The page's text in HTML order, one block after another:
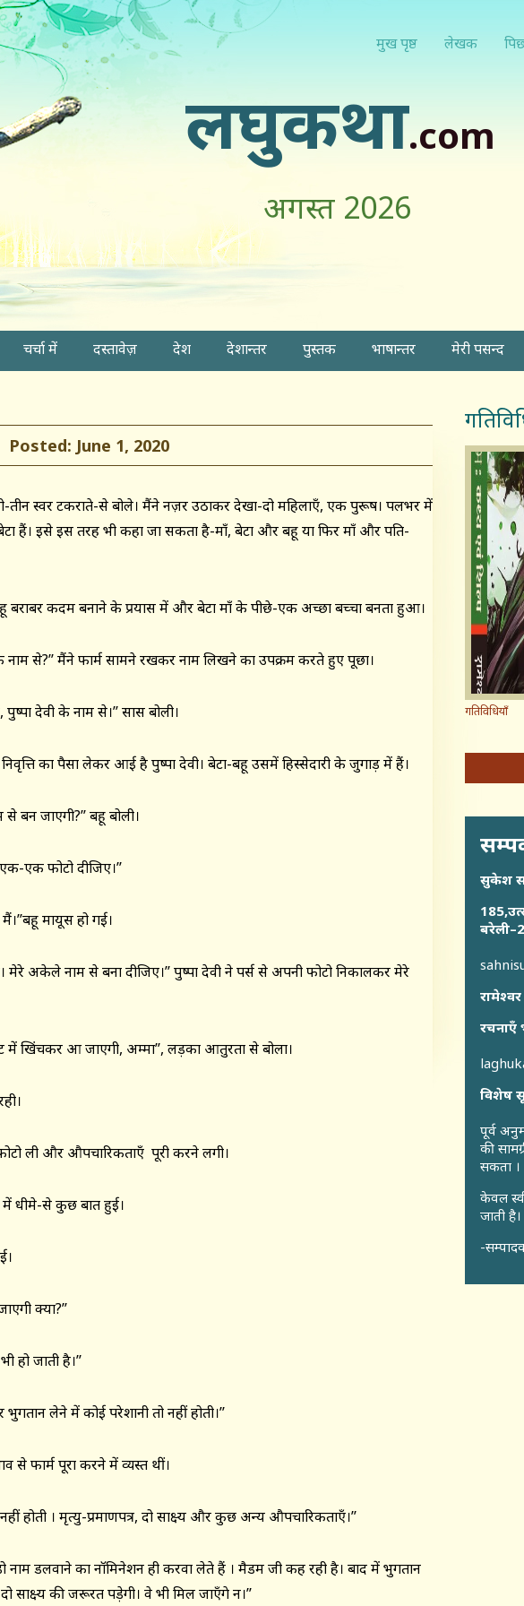
मुख पृष्ठ लेखक
लघुकथा.com
अगस्त 2026
चर्चा में दस्तावेज़ देश देशान्तर पुस्तक भाषान्तर मेरी पसन्द
June 1, 2020
दो-तीन स्वर टकराते-से बोले। मैंने नज़र उठाकर देखा-दो महिलाएँ, एक पुरूष। पलभर में
हैं। इसे इस तरह भी कहा जा सकता है-माँ, बेटा और बहू या फिर माँ और पति-
कदम बनाने के प्रयास में और बेटा माँ के पीछे-एक अच्छा बच्चा बनता हुआ।
से?’’ मैंने फार्म सामने रखकर नाम लिखने का उपक्रम करते हुए पूछा।
देवी के नाम से।’’ सास बोली।
का पैसा लेकर आई है पुष्पा देवी। बेटा-बहू उसमें हिस्सेदारी के जुगाड़ में हैं।
जाएगी?’’ बहू बोली।
एक फोटो दीजिए।’’
मायूस हो गई।
अकेले नाम से बना दीजिए।’’ पुष्पा देवी ने पर्स से अपनी फोटो निकालकर मेरे
खिंचकर आ जाएगी, अम्मा’’, लड़का आतुरता से बोला।
ली और औपचारिकताएँ पूरी करने लगी।
से कुछ बात हुई।
क्या?’’
जाती है।’’
लेने में कोई परेशानी तो नहीं होती।’’
फार्म पूरा करने में व्यस्त थीं।
। मृत्यु-प्रमाणपत्र, दो साक्ष्य और कुछ अन्य औपचारिकताएँ।’’
डलवाने का नॉमिनेशन ही करवा लेते हैं । मैडम जी कह रही है। बाद में भुगतान
साक्ष्य की जरूरत पड़ेगी। वे भी मिल जाएँगे न।’’
गतिविधियाँ
सुकेश
विशेष
पूर्व
की
सकता ।
केवल
जाती है।
-